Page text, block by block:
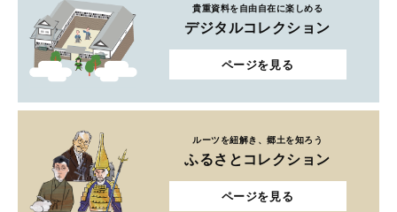
貴重資料を自由自在に楽しめる
デジタルコレクション
ページを見る
ルーツを紐解き、郷土を知ろう
ふるさとコレクション
ページを見る